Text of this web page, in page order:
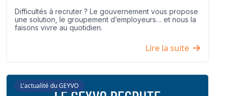
Difficultés à recruter ? Le gouvernement vous propose
une solution, le groupement d’employeurs… et nous la
faisons vivre au quotidien.
Lire la suite
L'actualité du GEYVO